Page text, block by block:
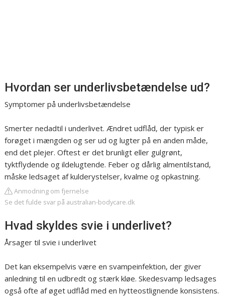
Hvordan ser underlivsbetændelse ud?
Symptomer på underlivsbetændelse
Smerter nedadtil i underlivet. Ændret udflåd, der typisk er
forøget i mængden og ser ud og lugter på en anden måde,
end det plejer. Oftest er det brunligt eller gulgrønt,
tyktflydende og ildelugtende. Feber og dårlig almentilstand,
måske ledsaget af kulderystelser, kvalme og opkastning.
Anmodning om fjernelse
Se det fulde svar på australian-bodycare.dk
Hvad skyldes svie i underlivet?
Årsager til svie i underlivet
Det kan eksempelvis være en svampeinfektion, der giver
anledning til en udbredt og stærk kløe. Skedesvamp ledsages
også ofte af øget udflåd med en hytteostlignende konsistens.